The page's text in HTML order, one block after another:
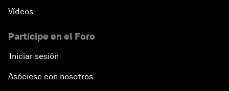
Vídeos
Participe en el Foro
Iniciar sesión
Asóciese con nosotros